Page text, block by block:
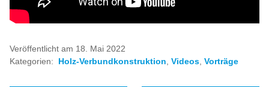
Veröffentlicht am 18. Mai 2022
Kategorien:
Holz-Verbundkonstruktion Videos, Vorträge